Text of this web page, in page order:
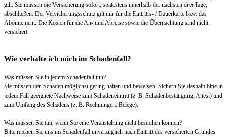
gilt: Sie müssen die Versicherung sofort, spätestens innerhalb der nächsten drei Tage,
abschließen. Der Versicherungsschutz gilt nur für die Eintritts- / Dauerkarte bzw. das
Abonnement. Die Kosten für die An- und Abreise sowie die Übernachtung sind nicht
versichert.
Wie verhalte ich mich im Schadenfall?
Was müssen Sie in jedem Schadenfall tun?
Sie müssen den Schaden möglichst gering halten und beweisen. Sichern Sie deshalb bitte in
jedem Fall geeignete Nachweise zum Schadeneintritt (z. B. Schadenbestätigung, Attest) und
zum Umfang des Schadens (z. B. Rechnungen, Belege).
Was müssen Sie tun, wenn Sie eine Veranstaltung nicht besuchen können?
Bitte reichen Sie uns im Schadenfall unverzüglich nach Eintritt des versicherten Grundes